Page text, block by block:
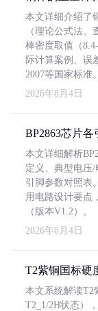
本文详细介绍了
（理论公式法
棒密度取值（
际计算案例、误
2007等国家标准。
2026年8月4日
BP2863芯片各
本文详细解析
定义、典型电压
引脚参数对照表
用电路设计要点
（版本V1.2）。
2026年8月4日
T2紫铜国标硬
本文系统解读T2
T2_1/2H状态）